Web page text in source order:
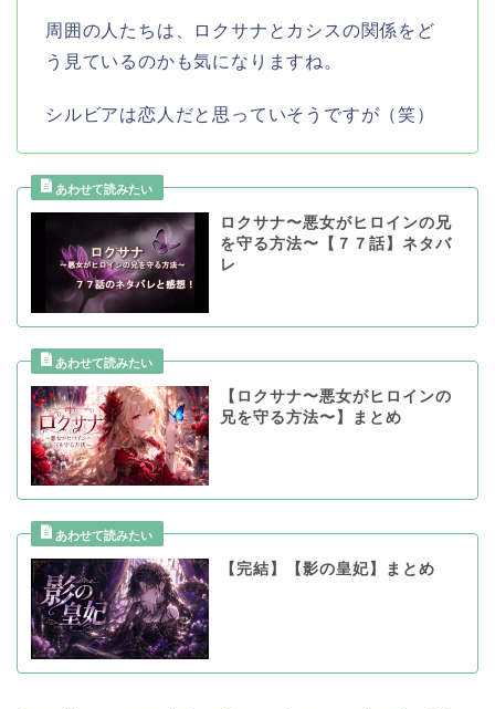
周囲の人たちは、ロクサナとカシスの関係をど
う見ているのかも気になりますね。
シルビアは恋人だと思っていそうですが（笑）
ロクサナ〜悪女がヒロインの兄
を守る方法〜【７７話】ネタバ
レ
【ロクサナ〜悪女がヒロインの
兄を守る方法〜】まとめ
【完結】【影の皇妃】まとめ